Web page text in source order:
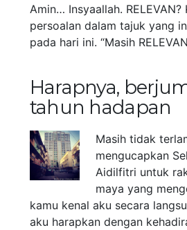
Amin… Insyaallah. RELEVAN?
persoalan dalam tajuk yang
pada hari ini. “Masih
Harapnya,
tahun hadapan
Masih tidak
mengucapkan
Aidilfitri untuk
maya yang
kamu kenal aku secara
aku harapkan dengan